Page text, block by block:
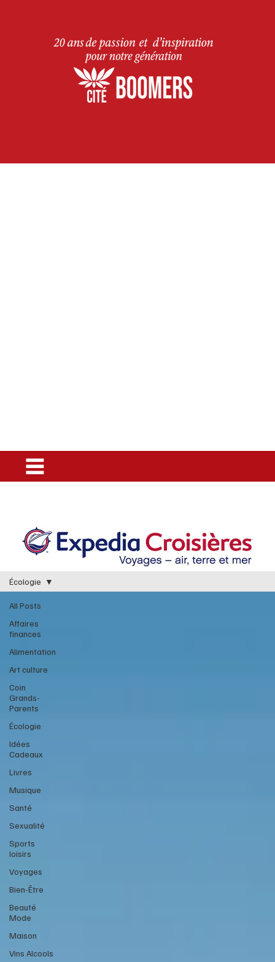
All Posts
Affaires
finances
Alimentation
Art culture
Coin
Grands-
Parents
Écologie
Idées
Cadeaux
Livres
Musique
Santé
Sexualité
Sports
loisirs
Voyages
Bien-Être
Beauté
Mode
Maison
Vins Alcools
Écologie